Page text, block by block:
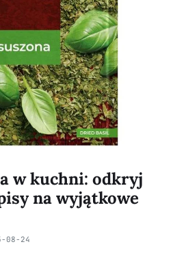
w kuchni: odkryj
na wyjątkowe
08-24